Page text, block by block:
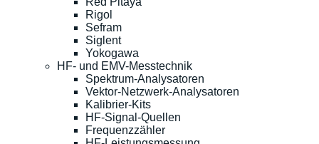
Rigol
Sefram
Siglent
Yokogawa
HF- und EMV-Messtechnik
Spektrum-Analysatoren
Vektor-Netzwerk-Analysatoren
Kalibrier-Kits
HF-Signal-Quellen
Frequenzzähler